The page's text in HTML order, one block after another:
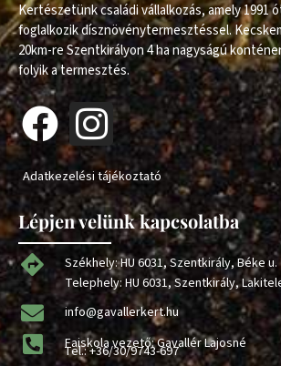
Kertészetünk családi vállalkozás, amely 1991
foglalkozik dísznövénytermesztéssel.
20km-re Szentkirályon 4 ha nagyságú
folyik a termesztés.
Adatkezelési tájékoztató
Lépjen velünk kapcsolatba
Székhely: HU 6031, Szentkirály, Béke u.
Telephely: HU 6031, Szentkirály,
info@gavallerkert.hu
Faiskola vezető: Gavallér Lajosné
Tel.:+36/30/9743-697